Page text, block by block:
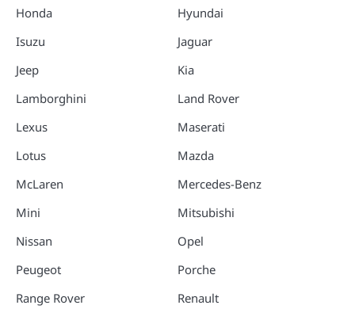
Honda
Isuzu
Jeep
Lamborghini
Lexus
Lotus
McLaren
Mini
Nissan
Peugeot
Range Rover
Hyundai
Jaguar
Kia
Land Rover
Maserati
Mazda
Mercedes-Benz
Mitsubishi
Opel
Porche
Renault